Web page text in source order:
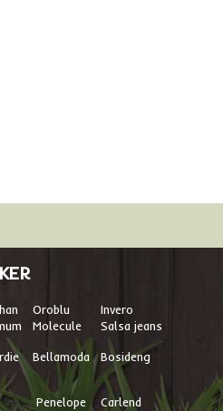
Oroblu
Invero
Molecule Salsa jeans
Bellamoda Bosideng
Penelope
Carlend